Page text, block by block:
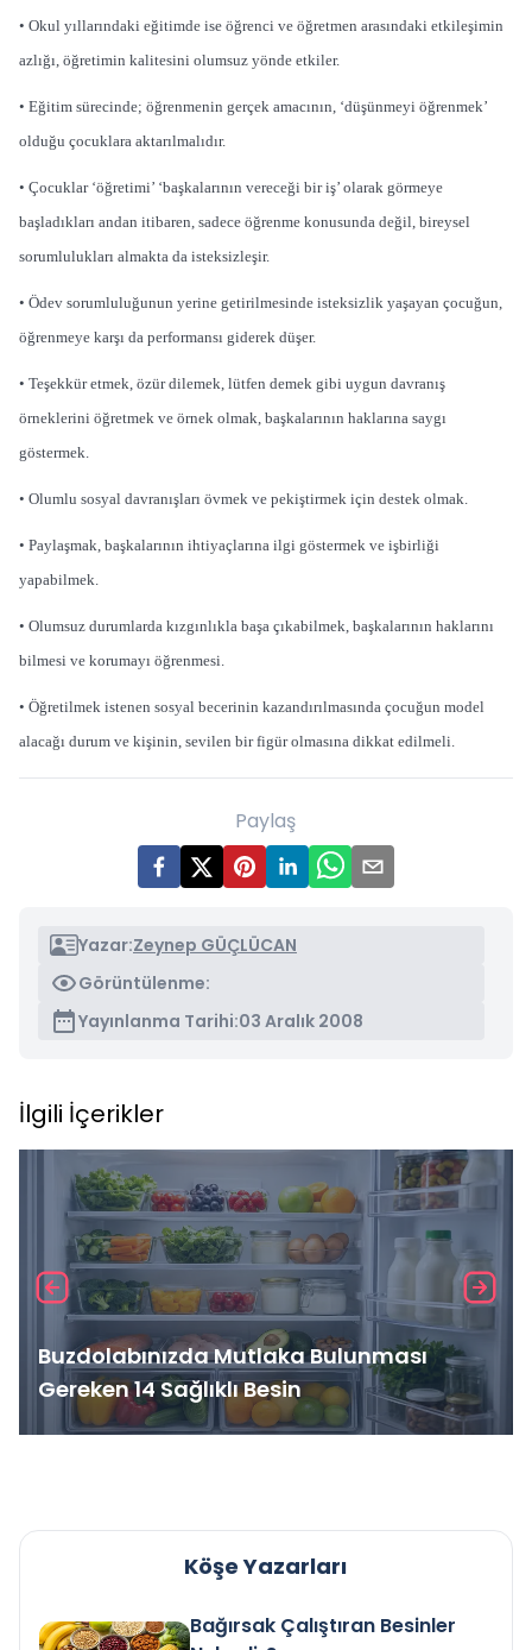
• Okul yıllarındaki eğitimde ise öğrenci ve öğretmen arasındaki etkileşimin
azlığı, öğretimin kalitesini olumsuz yönde etkiler.
• Eğitim sürecinde; öğrenmenin gerçek amacının, ‘düşünmeyi öğrenmek’
olduğu çocuklara aktarılmalıdır.
• Çocuklar ‘öğretimi’ ‘başkalarının vereceği bir iş’ olarak görmeye
başladıkları andan itibaren, sadece öğrenme konusunda değil, bireysel
sorumlulukları almakta da isteksizleşir.
• Ödev sorumluluğunun yerine getirilmesinde isteksizlik yaşayan çocuğun,
öğrenmeye karşı da performansı giderek düşer.
• Teşekkür etmek, özür dilemek, lütfen demek gibi uygun davranış
örneklerini öğretmek ve örnek olmak, başkalarının haklarına saygı
göstermek.
• Olumlu sosyal davranışları övmek ve pekiştirmek için destek olmak.
• Paylaşmak, başkalarının ihtiyaçlarına ilgi göstermek ve işbirliği
yapabilmek.
• Olumsuz durumlarda kızgınlıkla başa çıkabilmek, başkalarının haklarını
bilmesi ve korumayı öğrenmesi.
• Öğretilmek istenen sosyal becerinin kazandırılmasında çocuğun model
alacağı durum ve kişinin, sevilen bir figür olmasına dikkat edilmeli.
Paylaş
Yazar:Zeynep GÜÇLÜCAN
Görüntülenme:
Yayınlanma Tarihi:03 Aralık 2008
İlgili İçerikler
Buzdolabınızda Mutlaka Bulunması
Gereken 14 Sağlıklı Besin
Köşe Yazarları
Bağırsak Çalıştıran Besinler